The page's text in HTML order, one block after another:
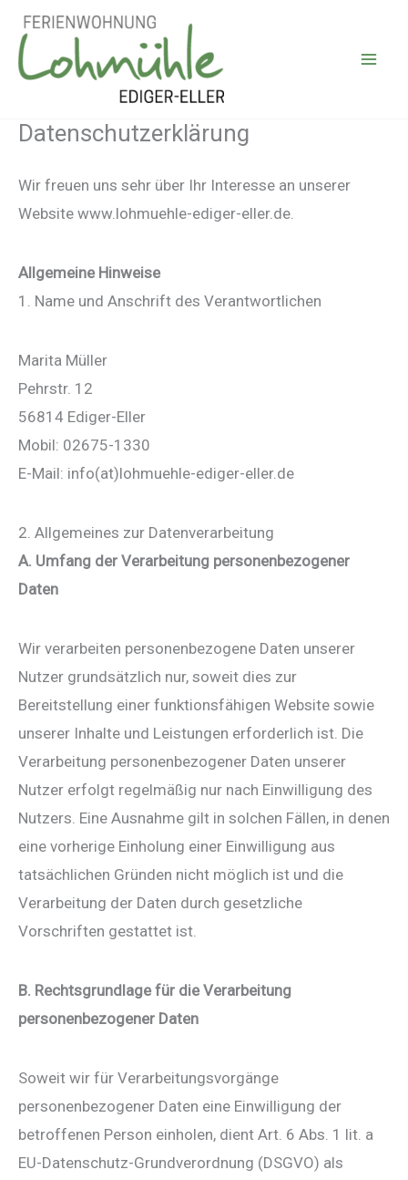
Zum
Inhalt
springen
Datenschutzerklärung
Wir freuen uns sehr über Ihr Interesse an unserer
Website www.lohmuehle-ediger-eller.de.
Allgemeine Hinweise
1. Name und Anschrift des Verantwortlichen
Marita Müller
Pehrstr. 12
56814 Ediger-Eller
Mobil: 02675-1330
E-Mail: info(at)lohmuehle-ediger-eller.de
2. Allgemeines zur Datenverarbeitung
A. Umfang der Verarbeitung personenbezogener
Daten
Wir verarbeiten personenbezogene Daten unserer
Nutzer grundsätzlich nur, soweit dies zur
Bereitstellung einer funktionsfähigen Website sowie
unserer Inhalte und Leistungen erforderlich ist. Die
Verarbeitung personenbezogener Daten unserer
Nutzer erfolgt regelmäßig nur nach Einwilligung des
Nutzers. Eine Ausnahme gilt in solchen Fällen, in denen
eine vorherige Einholung einer Einwilligung aus
tatsächlichen Gründen nicht möglich ist und die
Verarbeitung der Daten durch gesetzliche
Vorschriften gestattet ist.
B. Rechtsgrundlage für die Verarbeitung
personenbezogener Daten
Soweit wir für Verarbeitungsvorgänge
personenbezogener Daten eine Einwilligung der
betroffenen Person einholen, dient Art. 6 Abs. 1 lit. a
EU-Datenschutz-Grundverordnung (DSGVO) als